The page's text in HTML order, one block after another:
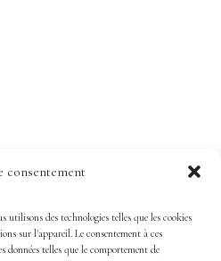
consentement
utilisons des technologies telles que les cookies
sur l'appareil. Le consentement à ces
données telles que le comportement de